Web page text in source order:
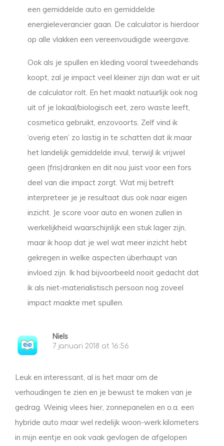
een gemiddelde auto en gemiddelde
energieleverancier gaan. De calculator is hierdoor
op alle vlakken een vereenvoudigde weergave.
Ook als je spullen en kleding vooral tweedehands
koopt, zal je impact veel kleiner zijn dan wat er uit
de calculator rolt. En het maakt natuurlijk ook nog
uit of je lokaal/biologisch eet, zero waste leeft,
cosmetica gebruikt, enzovoorts. Zelf vind ik
‘overig eten’ zo lastig in te schatten dat ik maar
het landelijk gemiddelde invul, terwijl ik vrijwel
geen (fris)dranken en dit nou juist voor een fors
deel van die impact zorgt. Wat mij betreft
interpreteer je je resultaat dus ook naar eigen
inzicht. Je score voor auto en wonen zullen in
werkelijkheid waarschijnlijk een stuk lager zijn,
maar ik hoop dat je wel wat meer inzicht hebt
gekregen in welke aspecten überhaupt van
invloed zijn. Ik had bijvoorbeeld nooit gedacht dat
ik als niet-materialistisch persoon nog zoveel
impact maakte met spullen.
Niels
7 januari 2018 at 16:56
Leuk en interessant, al is het maar om de
verhoudingen te zien en je bewust te maken van je
gedrag. Weinig vlees hier, zonnepanelen en o.a. een
hybride auto maar wel redelijk woon-werk kilometers
in mijn eentje en ook vaak gevlogen de afgelopen